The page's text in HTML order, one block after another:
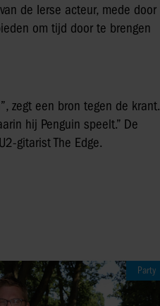
de Ierse acteur, mede door
om tijd door te brengen
zegt een bron tegen de krant.
hij Penguin speelt.” De
gitarist The Edge.
Party